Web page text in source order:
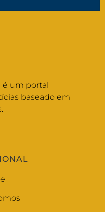
é um portal
baseado em